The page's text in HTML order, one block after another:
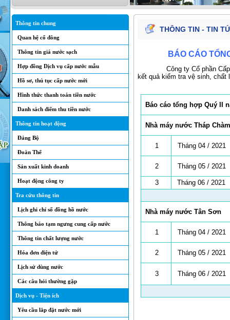
Thông tin chung
Quan hệ cổ đông
Thông tin giá nước sạch
Hợp đồng Dịch vụ cấp nước mẫu
Hồ sơ, thủ tục cấp nước mới
Hình thức thanh toán tiền nước
Danh sách điểm thu tiền nước
Thông tin hoạt động
Đảng Bộ
Đoàn Thể
Sản xuất kinh doanh
Hoạt động công ty
Tra cứu thông tin
Lịch ghi chỉ số đồng hồ nước
Thông báo tạm ngưng cung cấp nước
Thông tin chất lượng nước
Hóa đơn điện tử
Lịch sử dùng nước
Các câu hỏi thường gặp
Dịch vụ - Tiện ích
Yêu cầu lắp đặt nước mới
THÔNG TIN - TIN
BÁO CÁO
Công ty Cổ phần Cấp
kết quả kiểm tra vệ sinh,
Báo cáo tổng hợp Quý II
Nhà máy nước Tháp Chàm
1 Tháng 04 / 2021
2 Tháng 05 / 2021
3 Tháng 06 / 2021
Nhà máy nước Tân Sơn
1 Tháng 04 / 2021
2 Tháng 05 / 2021
3 Tháng 06 / 2021